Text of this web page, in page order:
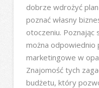
dobrze wdrożyć
poznać własny
otoczeniu. Poznając
można odpowiednio
marketingowe w
Znajomość tych
budżetu, który